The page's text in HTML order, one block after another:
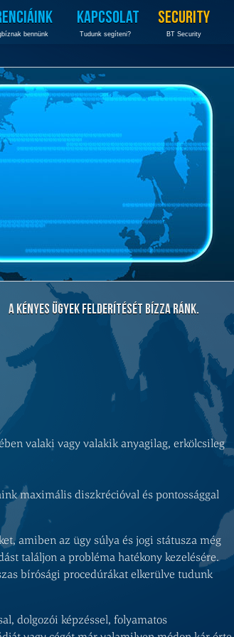
bennünk
KAPCSOLAT
Tudunk segíteni?
SECURITY
BT Security
A kényes ügyek felderítését bízza ránk.
valaki vagy valakik anyagilag, erkölcsileg
maximális diszkrécióval és pontossággal
amiben az ügy súlya és jogi státusza még
találjon a probléma hatékony kezelésére.
bírósági procedúrákat elkerülve tudunk
dolgozói képzéssel, folyamatos